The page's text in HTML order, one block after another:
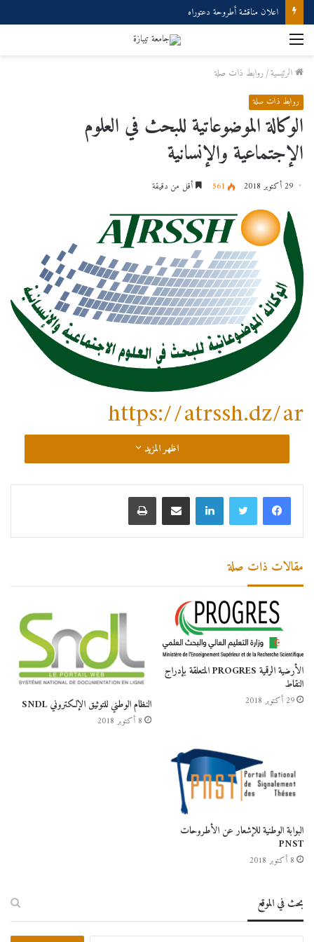
اعلان مناقشة أطروحة دعتوراه
القائمة
الرئيسية/روابط ذات صلة
روابط ذات صلة
الوكالة الموضوعاتية للبحث في العلوم
الإجتماعية والإنسانية
29 أكتوبر 2018 561 أقل من دقيقة
https://atrssh.dz/ar
اظهر المزيد
لينكدإن مشاركة عبر البريد طباعة
مقالات ذات صلة
الأرضية الرقمية PROGRES المتعلقة بإدراج
النقاط
29 أكتوبر 2018 النظام الوطني للتوثيق الإلكتروني SNDL
8 أكتوبر 2018
البوابة الوطنية للإشعار عن الأطروحات
PNST
8 أكتوبر 2018
بحث في الموقع